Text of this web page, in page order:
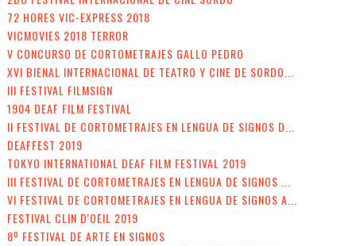
72 HORES VIC-EXPRESS 2018
VICMOVIES 2018 TERROR
V CONCURSO DE CORTOMETRAJES GALLO PEDRO
XVI BIENAL INTERNACIONAL DE TEATRO Y CINE DE SORDO...
III FESTIVAL FILMSIGN
1904 DEAF FILM FESTIVAL
II FESTIVAL DE CORTOMETRAJES EN LENGUA DE SIGNOS D...
DEAFFEST 2019
TOKYO INTERNATIONAL DEAF FILM FESTIVAL 2019
III FESTIVAL DE CORTOMETRAJES EN LENGUA DE SIGNOS ...
VI FESTIVAL DE CORTOMETRAJES EN LENGUA DE SIGNOS A...
FESTIVAL CLIN D'OEIL 2019
8º FESTIVAL DE ARTE EN SIGNOS